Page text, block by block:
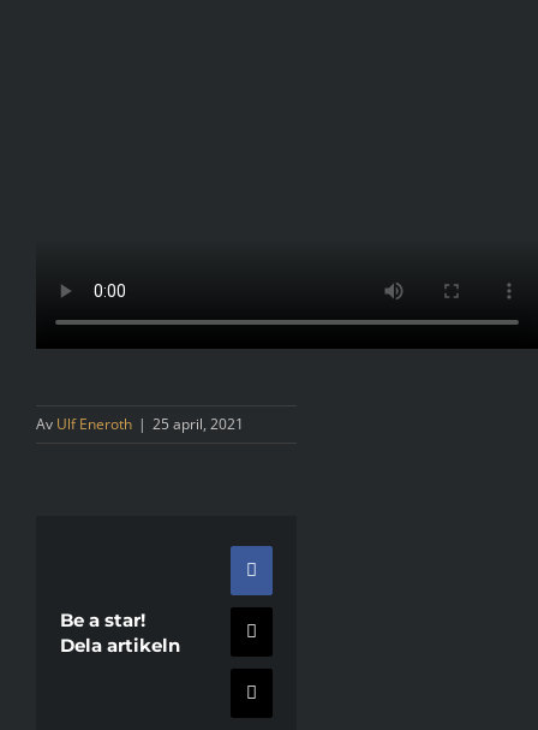
Av Ulf Eneroth | 25 april, 2021
Be a star!
Dela artikeln
Facebook
X
E-
post